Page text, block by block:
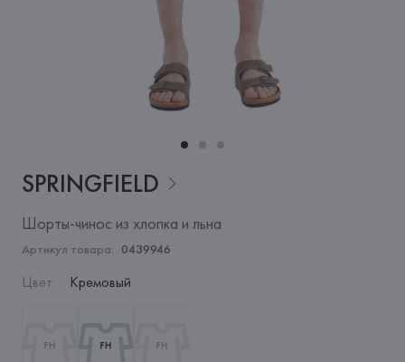
SPRINGFIELD
Шорты-чинос из хлопка и льна
Артикул товара: 0439946
Цвет: Кремовый